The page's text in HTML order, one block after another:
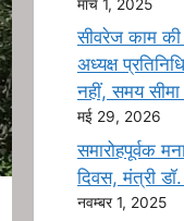
मार्च 1, 2025
सीवरेज काम की
अध्यक्ष
नहीं, समय
मई 29, 2026
समारोहपूर्वक
दिवस, मंत्री
नवम्बर 1, 2025